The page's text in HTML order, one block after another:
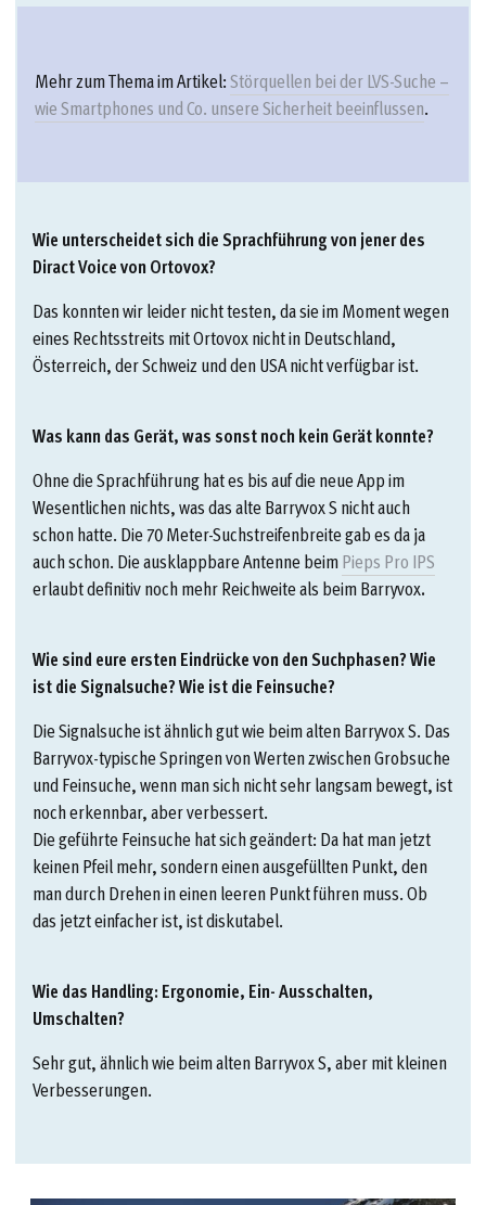
Mehr zum Thema im Artikel:Störquellen bei der LVS-Suche –
wie Smartphones und Co. unsere Sicherheit beeinflussen.
Wie unterscheidet sich die Sprachführung von jener des
Diract Voice von Ortovox?
Das konnten wir leider nicht testen, da sie im Moment wegen
eines Rechtsstreits mit Ortovox nicht in Deutschland,
Österreich, der Schweiz und den USA nicht verfügbar ist.
Was kann das Gerät, was sonst noch kein Gerät konnte?
Ohne die Sprachführung hat es bis auf die neue App im
Wesentlichen nichts, was das alte Barryvox S nicht auch
schon hatte. Die 70 Meter-Suchstreifenbreite gab es da ja
auch schon. Die ausklappbare Antenne beimPieps Pro IPS
erlaubt definitiv noch mehr Reichweite als beim Barryvox.
Wie sind eure ersten Eindrücke von den Suchphasen? Wie
ist die Signalsuche? Wie ist die Feinsuche?
Die Signalsuche ist ähnlich gut wie beim alten Barryvox S. Das
Barryvox-typische Springen von Werten zwischen Grobsuche
und Feinsuche, wenn man sich nicht sehr langsam bewegt, ist
noch erkennbar, aber verbessert.
Die geführte Feinsuche hat sich geändert: Da hat man jetzt
keinen Pfeil mehr, sondern einen ausgefüllten Punkt, den
man durch Drehen in einen leeren Punkt führen muss. Ob
das jetzt einfacher ist, ist diskutabel.
Wie das Handling: Ergonomie, Ein- Ausschalten,
Umschalten?
Sehr gut, ähnlich wie beim alten Barryvox S, aber mit kleinen
Verbesserungen.